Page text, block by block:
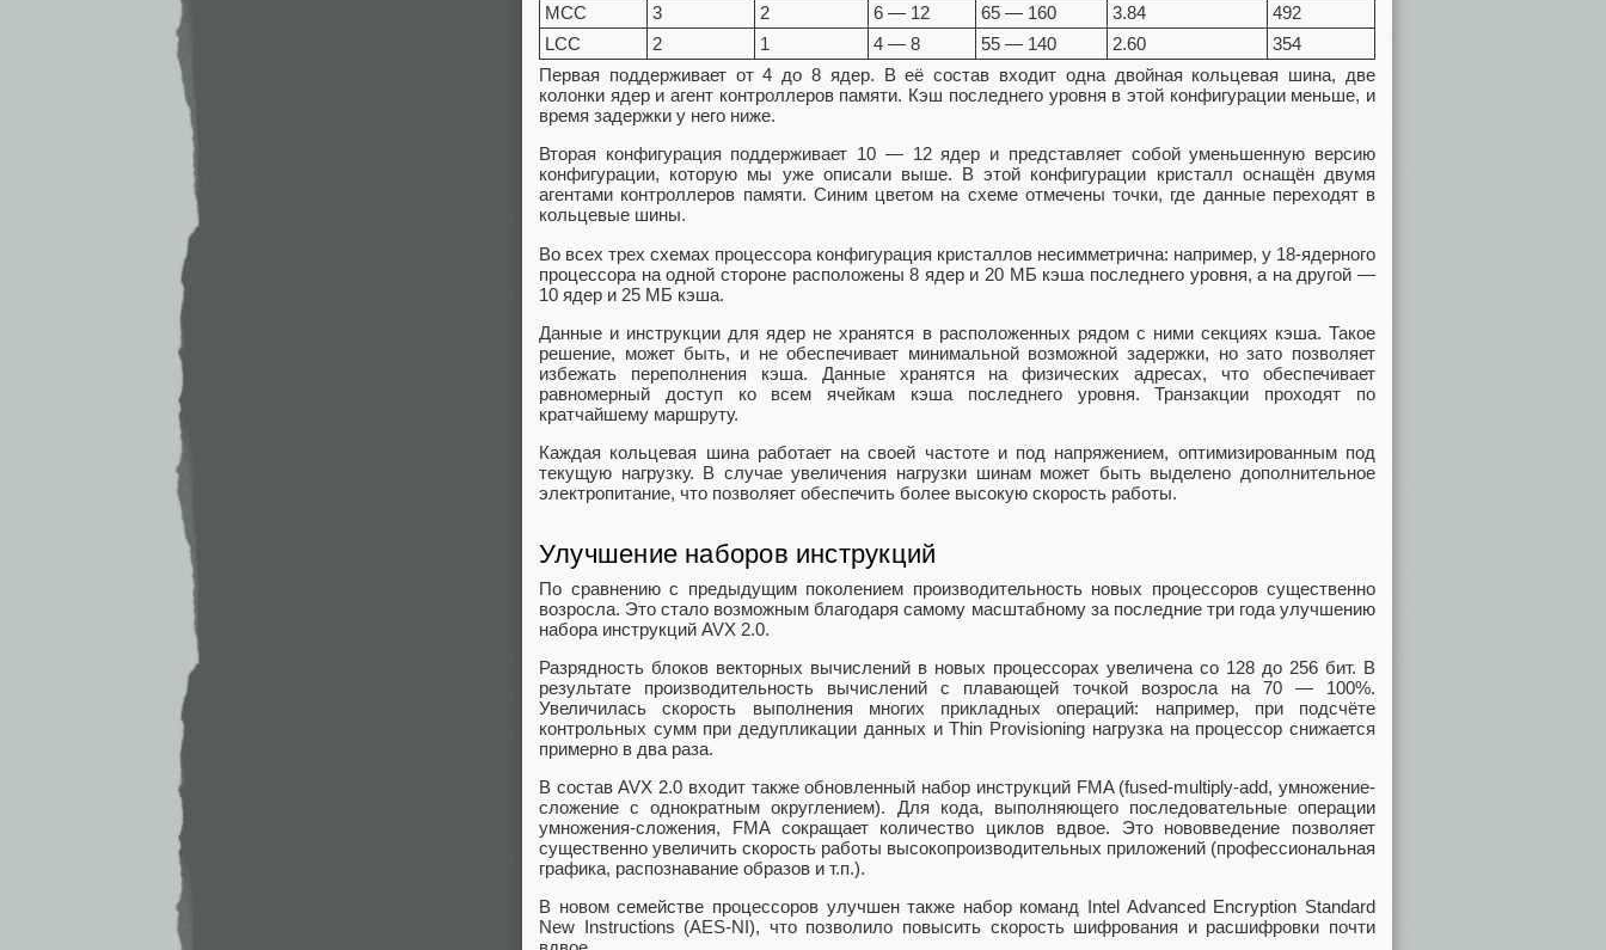
MCC
3 2 6 — 12 65 — 160 3.84
492
LCC
2 1 4 — 8 55 — 140 2.60
354
Первая поддерживает от 4 до 8 ядер. В её состав входит одна двойная кольцевая шина, две
колонки ядер и агент контроллеров памяти. Кэш последнего уровня в этой конфигурации меньше, и
время задержки у него ниже.
Вторая конфигурация поддерживает 10 — 12 ядер и представляет собой уменьшенную версию
конфигурации, которую мы уже описали выше. В этой конфигурации кристалл оснащён двумя
агентами контроллеров памяти. Синим цветом на схеме отмечены точки, где данные переходят в
кольцевые шины.
Во всех трех схемах процессора конфигурация кристаллов несимметрична: например, у 18-ядерного
процессора на одной стороне расположены 8 ядер и 20 МБ кэша последнего уровня, а на другой —
10 ядер и 25 МБ кэша.
Данные и инструкции для ядер не хранятся в расположенных рядом с ними секциях кэша. Такое
решение, может быть, и не обеспечивает минимальной возможной задержки, но зато позволяет
избежать переполнения кэша. Данные хранятся на физических адресах, что обеспечивает
равномерный доступ ко всем ячейкам кэша последнего уровня. Транзакции проходят по
кратчайшему маршруту.
Каждая кольцевая шина работает на своей частоте и под напряжением, оптимизированным под
текущую нагрузку. В случае увеличения нагрузки шинам может быть выделено дополнительное
электропитание, что позволяет обеспечить более высокую скорость работы.
Улучшение наборов инструкций
По сравнению с предыдущим поколением производительность новых процессоров существенно
возросла. Это стало возможным благодаря самому масштабному за последние три года улучшению
набора инструкций AVX 2.0.
Разрядность блоков векторных вычислений в новых процессорах увеличена со 128 до 256 бит. В
результате производительность вычислений с плавающей точкой возросла на 70 — 100%.
Увеличилась скорость выполнения многих прикладных операций: например, при подсчёте
контрольных сумм при дедупликации данных и Thin Provisioning нагрузка на процессор снижается
примерно в два раза.
В состав AVX 2.0 входит также обновленный набор инструкций FMA (fused-multiply-add, умножение-
сложение с однократным округлением). Для кода, выполняющего последовательные операции
умножения-сложения, FMA сокращает количество циклов вдвое. Это нововведение позволяет
существенно увеличить скорость работы высокопроизводительных приложений (профессиональная
графика, распознавание образов и т.п.).
В новом семействе процессоров улучшен также набор команд Intel Advanced Encryption Standard
New Instructions (AES-NI), что позволило повысить скорость шифрования и расшифровки почти